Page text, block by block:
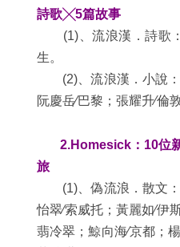
詩歌╳5篇故事
(1) 、流浪漢．詩歌
生。
(2) 、流浪漢．小說
阮慶岳∕巴黎；張耀升∕倫
2.Homesick： 10位
旅
(1) 、偽流浪．散文
怡翠∕索威托；黃麗如∕伊
翡冷翠；鯨向海∕京都；